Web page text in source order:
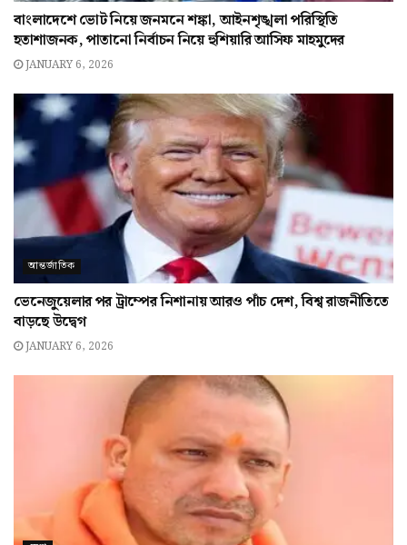
বাংলাদেশে ভোট নিয়ে জনমনে শঙ্কা, আইনশৃঙ্খলা পরিস্থিতি
হতাশাজনক, পাতানো নির্বাচন নিয়ে হুশিয়ারি আসিফ মাহমুদের
JANUARY 6, 2026
আন্তর্জাতিক
ভেনেজুয়েলার পর ট্রাম্পের নিশানায় আরও পাঁচ দেশ, বিশ্ব রাজনীতিতে
বাড়ছে উদ্বেগ
JANUARY 6, 2026